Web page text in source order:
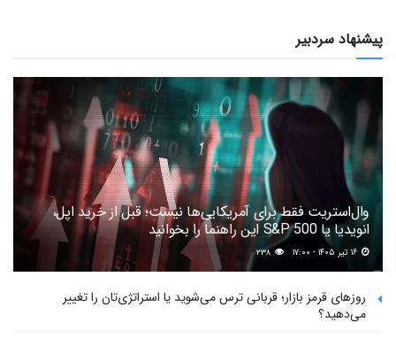
پیشنهاد سردبیر
وال‌استریت فقط برای آمریکایی‌ها نیست؛ قبل از خرید اپل،
انویدیا یا S&P 500 این راهنما را بخوانید
۲۳۸
روزهای قرمز بازار؛ قربانی ترس می‌شوید یا استراتژی‌تان را تغییر
می‌دهید؟